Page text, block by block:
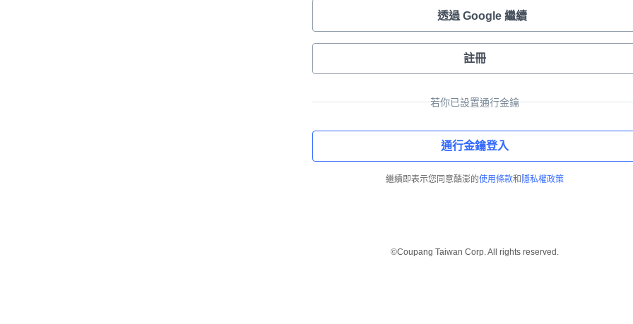
透過 Google 繼續
註冊
若你已設置通行金鑰
通行金鑰登入
繼續即表示您同意酷澎的使用條款和 隱私權政策
©Coupang Taiwan Corp. All rights reserved.